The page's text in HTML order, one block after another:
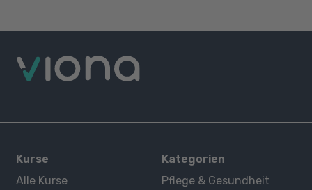
Kurse
Alle Kurse
Kategorien
Pflege & Gesundheit